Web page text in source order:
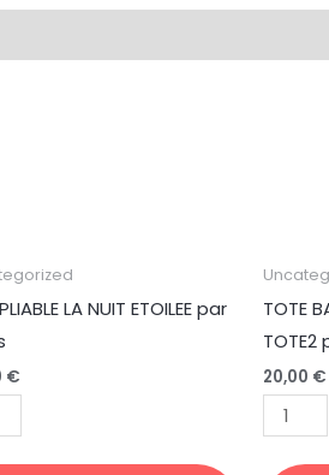
LA NUIT ETOILEE par
€
TOTE
TOTE2
20,00 €
de
TOTE
BAG
LA
GRAND
VAGUE